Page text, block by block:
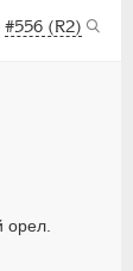
#556 (R2)